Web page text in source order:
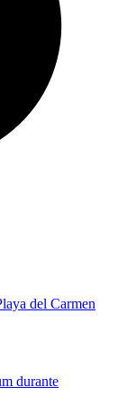
del Carmen
durante